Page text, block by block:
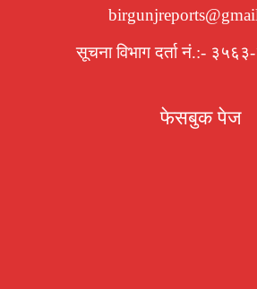
सूचना विभाग दर्ता नं.:-
फेसबुक पेज